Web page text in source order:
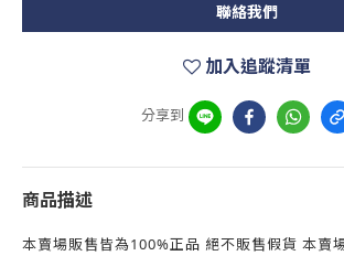
聯絡我們
加入追蹤清單
分享到
商品描述
本賣場販售皆為100%正品 絕不販售假貨 本賣